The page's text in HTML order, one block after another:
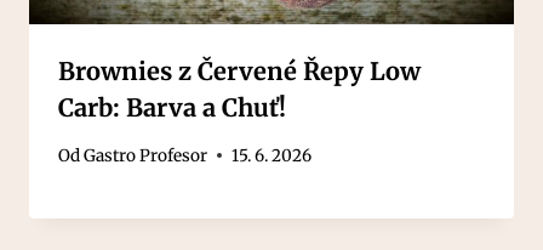
Brownies z Červené Řepy Low
Carb: Barva a Chuť!
OdGastro Profesor 15. 6. 2026